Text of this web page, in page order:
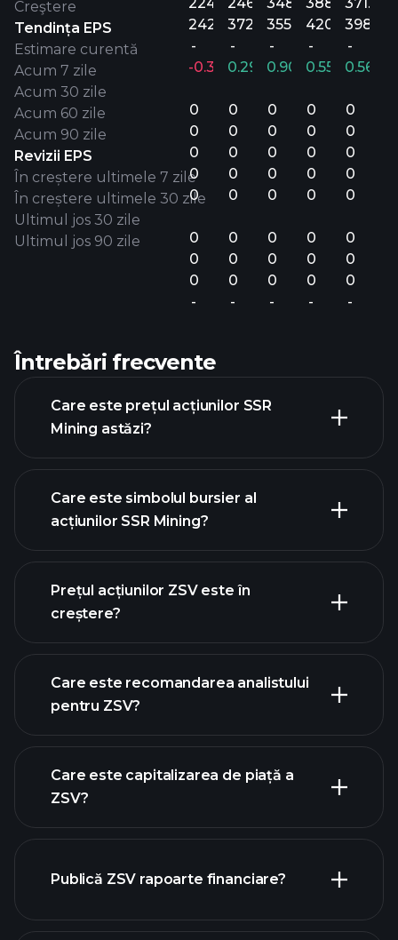
Creştere
Tendința EPS
Estimare curentă
Acum 7 zile
Acum 30 zile
Acum 60 zile
Acum 90 zile
Revizii EPS
În creștere ultimele 7 zile
În creștere ultimele 30 zile
Ultimul jos 30 zile
Ultimul jos 90 zile
242.8M
-
-0.35%
0
0
0
0
0
0
0
0
-
372.5M
-
0.29%
0
0
0
0
0
0
0
0
-
355.2M
-
0.90%
0
0
0
0
0
0
0
0
-
420.3M
-
0.55%
0
0
0
0
0
0
0
0
-
398.5M
-
0.56%
0
0
0
0
0
0
0
0
-
Întrebări frecvente
Care este prețul acțiunilor SSR
Mining astăzi?
graficul avansat
Care este simbolul bursier al
acțiunilor SSR Mining?
Prețul acțiunilor ZSV este în
creștere?
graficul ZSV
Care este recomandarea analistului
pentru ZSV?
Care este capitalizarea de piață a
ZSV?
lista noastră de acțiuni
Publică ZSV rapoarte financiare?
finanțele ZSV